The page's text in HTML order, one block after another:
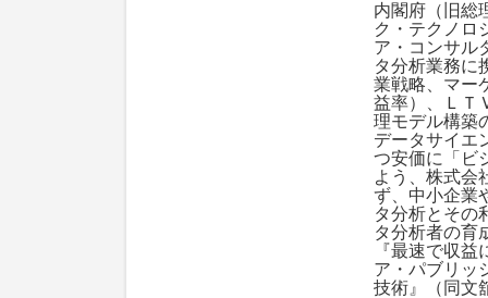
内閣府（旧総
ク・テクノロ
ア・コンサル
タ分析業務に
業戦略、マー
益率）、ＬＴ
理モデル構築
データサイエ
つ安価に「ビ
よう、株式会
ず、中小企業
タ分析とその
タ分析者の育
『最速で収
ア・パブリッ
技術』（同文